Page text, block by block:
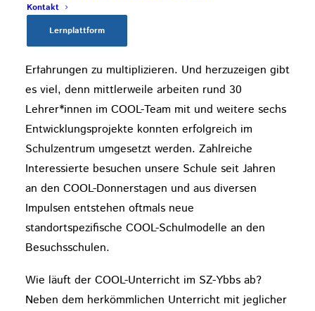
Kontakt
Lernplattform
COOL-Innovationsschule
Innovationsschule verpflichtet sich das SZ-Ybbs, das
COOL-Konzept und alle damit verbundenen
Erfahrungen zu multiplizieren. Und herzuzeigen gibt
es viel, denn mittlerweile arbeiten rund 30
Lehrer*innen im COOL-Team mit und weitere sechs
Entwicklungsprojekte konnten erfolgreich im
Schulzentrum umgesetzt werden. Zahlreiche
Interessierte besuchen unsere Schule seit Jahren
an den COOL-Donnerstagen und aus diversen
Impulsen entstehen oftmals neue
standortspezifische COOL-Schulmodelle an den
Besuchsschulen.
Wie läuft der COOL-Unterricht im SZ-Ybbs ab?
Neben dem herkömmlichen Unterricht mit jeglicher